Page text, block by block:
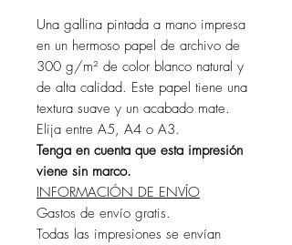
Una gallina pintada a mano impresa
en un hermoso papel de archivo de
300 g/m² de color blanco natural y
de alta calidad. Este papel tiene una
textura suave y un acabado mate.
Elija entre A5, A4 o A3.
Tenga en cuenta que esta impresión
viene sin marco.
INFORMACIÓN DE ENVÍO
Gastos de envío gratis.
Todas las impresiones se envían